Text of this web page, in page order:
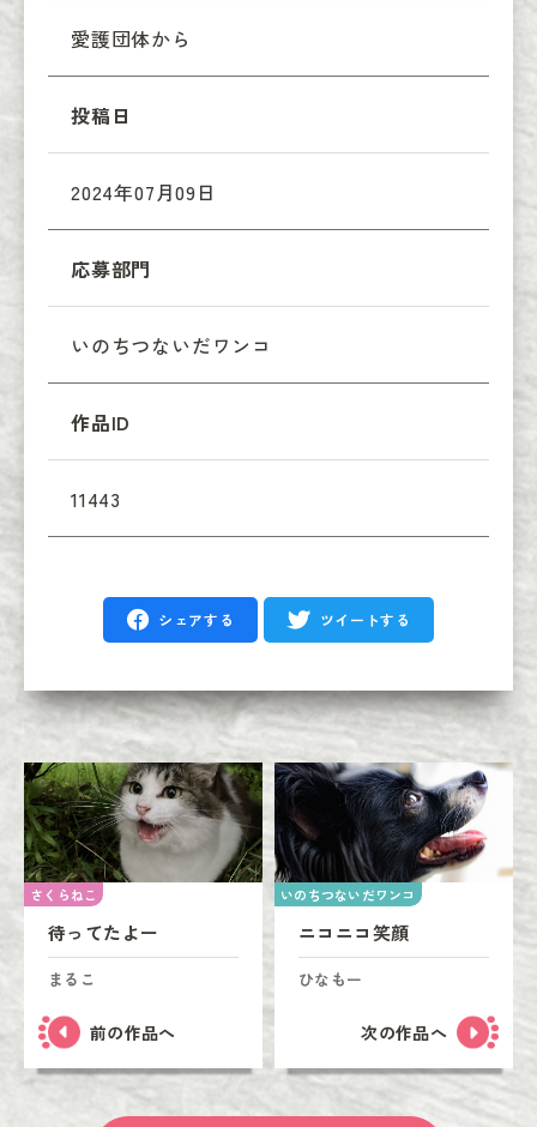
愛護団体から
投稿日
2024年07月09日
応募部門
いのちつないだワンコ
作品ID
11443
シェアする ツイートする
さくらねこ
待ってたよー
まるこ
前の作品へ
いのちつないだワンコ
ニコニコ笑顔
ひなもー
次の作品へ